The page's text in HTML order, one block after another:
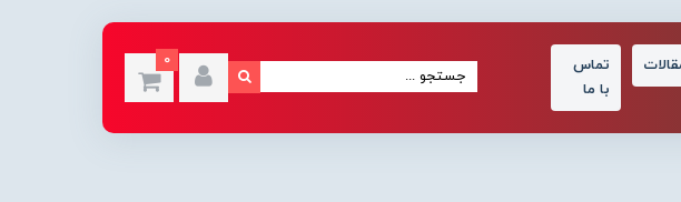
تماس
با ما
0